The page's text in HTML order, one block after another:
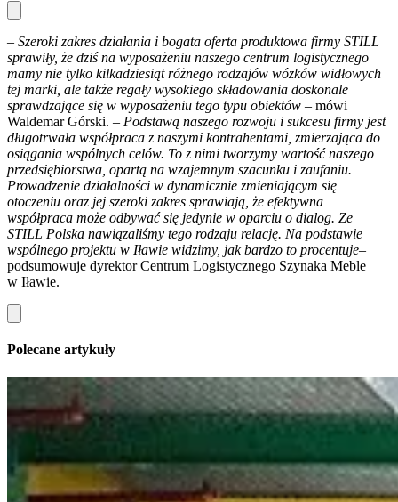
– Szeroki zakres działania i bogata oferta produktowa firmy STILL
sprawiły, że dziś na wyposażeniu naszego centrum logistycznego
mamy nie tylko kilkadziesiąt różnego rodzajów wózków widłowych
tej marki, ale także regały wysokiego składowania doskonale
sprawdzające się w wyposażeniu tego typu obiektów – mówi
Waldemar Górski. – Podstawą naszego rozwoju i sukcesu firmy jest
długotrwała współpraca z naszymi kontrahentami, zmierzająca do
osiągania wspólnych celów. To z nimi tworzymy wartość naszego
przedsiębiorstwa, opartą na wzajemnym szacunku i zaufaniu.
Prowadzenie działalności w dynamicznie zmieniającym się
otoczeniu oraz jej szeroki zakres sprawiają, że efektywna
współpraca może odbywać się jedynie w oparciu o dialog. Ze
STILL Polska nawiązaliśmy tego rodzaju relację. Na podstawie
wspólnego projektu w Iławie widzimy, jak bardzo to procentuje–
podsumowuje dyrektor Centrum Logistycznego Szynaka Meble
w Iławie.
Polecane artykuły